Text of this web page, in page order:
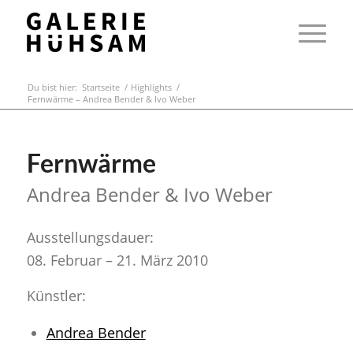
Du bist hier: Startseite / Highlights /
Fernwärme – Andrea Bender & Ivo Weber
Fernwärme
Andrea Bender & Ivo Weber
Ausstellungsdauer:
08. Februar – 21. März 2010
Künstler:
Andrea Bender